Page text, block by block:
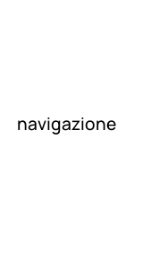
navigazione